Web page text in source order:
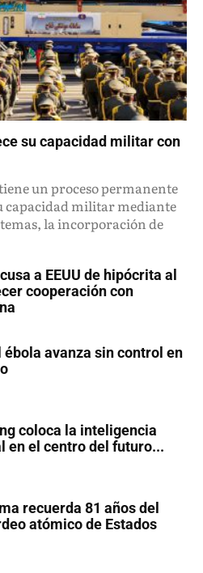
su capacidad militar con
un proceso permanente
capacidad militar mediante
la incorporación de
a EEUU de hipócrita al
cooperación con
ébola avanza sin control en
coloca la inteligencia
en el centro del futuro...
recuerda 81 años del
atómico de Estados